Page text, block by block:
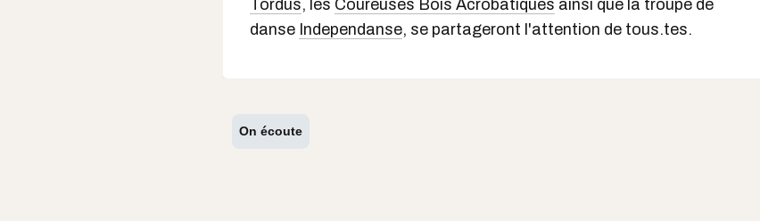
Tordus, les Coureuses Bois Acrobatiques ainsi que la troupe de
danse Independanse, se partageront l'attention de tous.tes.
On écoute